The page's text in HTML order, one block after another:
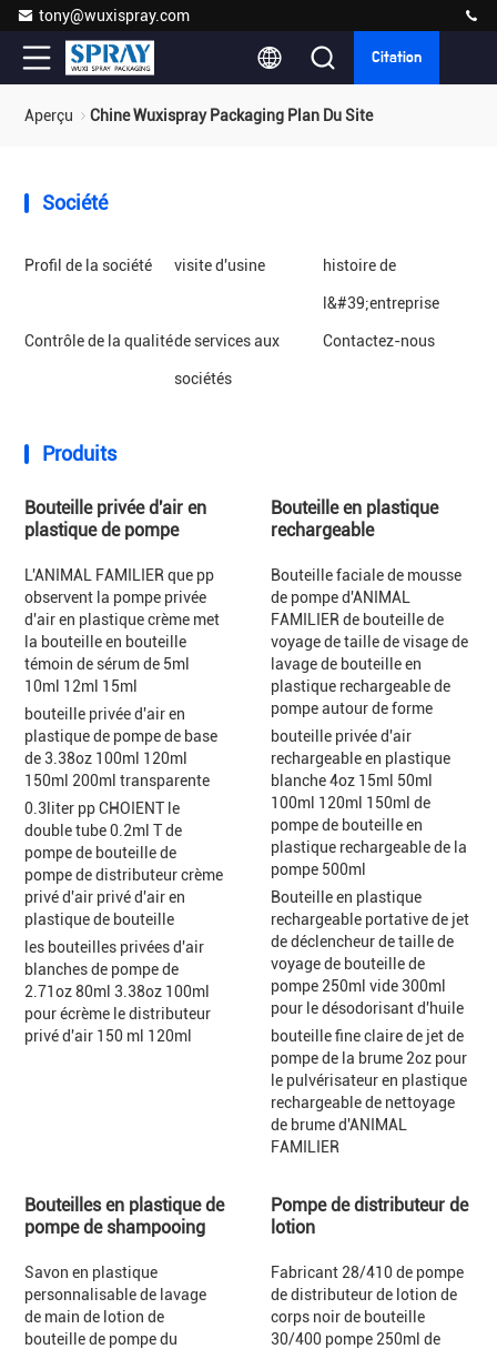
tony@wuxispray.com
Citation
Aperçu Chine Wuxispray Packaging Plan Du Site
Société
Profil de la société visite d'usine histoire de
l&#39;entreprise
Contrôle de la qualitéde services aux
sociétés
Contactez-nous
Produits
Bouteille privée d'air en
plastique de pompe
L'ANIMAL FAMILIER que pp
observent la pompe privée
d'air en plastique crème met
la bouteille en bouteille
témoin de sérum de 5ml
10ml 12ml 15ml
bouteille privée d'air en
plastique de pompe de base
de 3.38oz 100ml 120ml
150ml 200ml transparente
0.3liter pp CHOIENT le
double tube 0.2ml T de
pompe de bouteille de
pompe de distributeur crème
privé d'air privé d'air en
plastique de bouteille
les bouteilles privées d'air
blanches de pompe de
2.71oz 80ml 3.38oz 100ml
pour écrème le distributeur
privé d'air 150 ml 120ml
Bouteille en plastique
rechargeable
Bouteille faciale de mousse
de pompe d'ANIMAL
FAMILIER de bouteille de
voyage de taille de visage de
lavage de bouteille en
plastique rechargeable de
pompe autour de forme
bouteille privée d'air
rechargeable en plastique
blanche 4oz 15ml 50ml
100ml 120ml 150ml de
pompe de bouteille en
plastique rechargeable de la
pompe 500ml
Bouteille en plastique
rechargeable portative de jet
de déclencheur de taille de
voyage de bouteille de
pompe 250ml vide 300ml
pour le désodorisant d'huile
bouteille fine claire de jet de
pompe de la brume 2oz pour
le pulvérisateur en plastique
rechargeable de nettoyage
de brume d'ANIMAL
FAMILIER
Bouteilles en plastique de
pompe de shampooing
Savon en plastique
personnalisable de lavage
de main de lotion de
bouteille de pompe du
Pompe de distributeur de
lotion
Fabricant 28/410 de pompe
de distributeur de lotion de
corps noir de bouteille
30/400 pompe 250ml de